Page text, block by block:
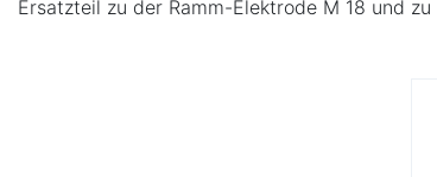
Ersatzteil zu der Ramm-Elektrode M 18 und